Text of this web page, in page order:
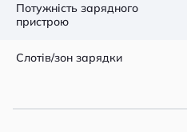
Потужність зарядного
пристрою
Слотів/зон зарядки